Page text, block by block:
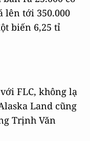
lên tới 350.000
biến 6,25 tỉ
FLC, không lạ
Land cũng
Trịnh Văn